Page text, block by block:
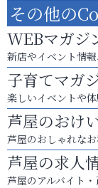
その他の
WEBマガジ
新店やイベント情
子育てマガ
楽しいイベントや体
芦屋のおけ
芦屋のおしゃれな
芦屋の求人
芦屋のアルバイト